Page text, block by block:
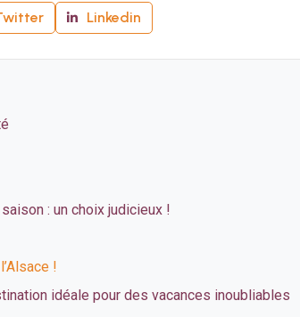
Linkedin
: un choix judicieux !
!
idéale pour des vacances inoubliables